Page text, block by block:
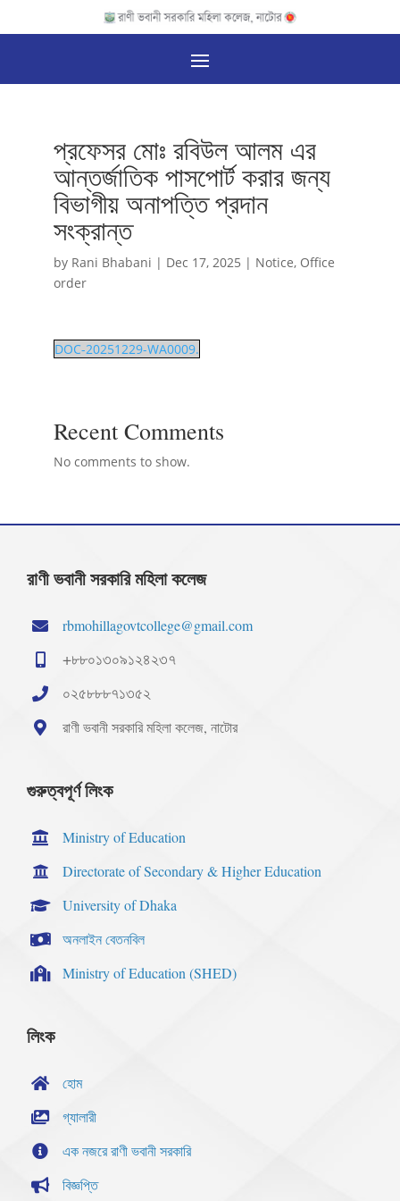
প্রফেসর মোঃ রবিউল আলম এর
আন্তর্জাতিক পাসপোর্ট করার জন্য
বিভাগীয় অনাপত্তি প্রদান
সংক্রান্ত
by Rani Bhabani | Dec 17, 2025 | Notice, Office
order
DOC-20251229-WA0009.
Recent Comments
No comments to show.
রাণী ভবানী সরকারি মহিলা কলেজ
rbmohillagovtcollege@gmail.com
+৮৮০১৩০৯১২৪২৩৭
০২৫৮৮৮৭১৩৫২
রাণী ভবানী সরকারি মহিলা কলেজ, নাটোর
গুরুত্বপূর্ণ লিংক
Ministry of Education
Directorate of Secondary & Higher Education
University of Dhaka
অনলাইন বেতনবিল
Ministry of Education (SHED)
লিংক
হোম
গ্যালারী
এক নজরে রাণী ভবানী সরকারি
বিজ্ঞপ্তি